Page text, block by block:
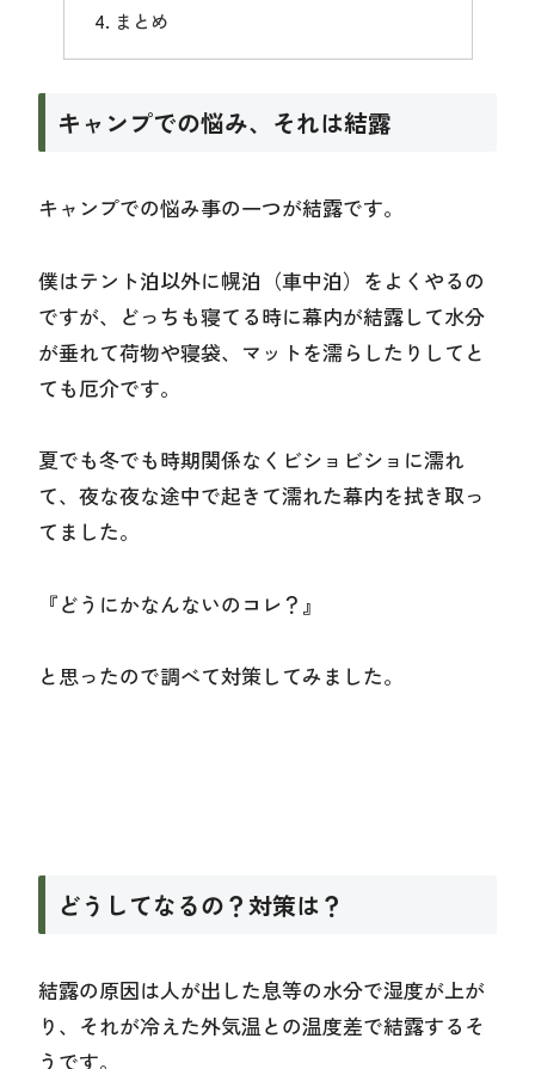
まとめ
キャンプでの悩み、それは結露
キャンプでの悩み事の一つが結露です。
僕はテント泊以外に幌泊（車中泊）をよくやるの
ですが、どっちも寝てる時に幕内が結露して水分
が垂れて荷物や寝袋、マットを濡らしたりしてと
ても厄介です。
夏でも冬でも時期関係なくビショビショに濡れ
て、夜な夜な途中で起きて濡れた幕内を拭き取っ
てました。
『どうにかなんないのコレ？』
と思ったので調べて対策してみました。
どうしてなるの？対策は？
結露の原因は人が出した息等の水分で湿度が上が
り、それが冷えた外気温との温度差で結露するそ
うです。